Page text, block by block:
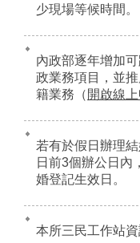
少現場等候時間。
內政部逐年增加
政業務項目，並
籍業務（ 開啟線
若有於假日辦理
日前3個辦公日內
婚登記生效日。
本所三民工作站